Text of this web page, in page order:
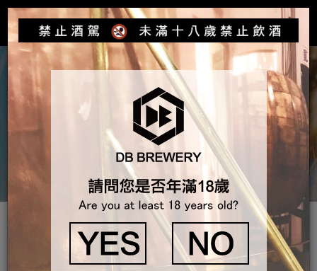
Toggle
產品介紹
酒廠最新動態
DB鄧爸麥酒 #醉chill的微醺中秋箱